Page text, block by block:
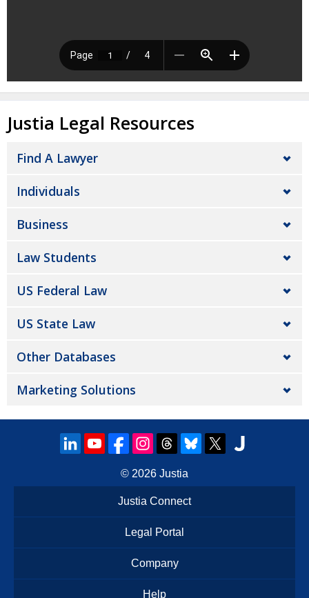
Justia Legal Resources
Find A Lawyer
Individuals
Business
Law Students
US Federal Law
US State Law
Other Databases
Marketing Solutions
© 2026 Justia
Justia Connect
Legal Portal
Company
Help